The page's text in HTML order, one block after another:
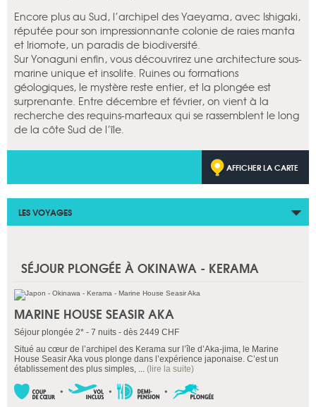
Encore plus au Sud, l’archipel des Yaeyama, avec Ishigaki,
réputée pour son impressionnante colonie de raies manta
et Iriomote, un paradis de biodiversité.
Sur Yonaguni enfin, vous découvrirez une architecture sous-
marine unique et insolite. Ruines ou formations
géologiques, le mystère reste entier, et la plongée est
surprenante. Entre décembre et février, on vient à la
recherche des requins-marteaux qui se rassemblent le long
de la côte Sud de l’île.
AFFICHER LA CARTE
LES VOYAGES
SÉJOUR PLONGÉE À OKINAWA - KERAMA
MARINE HOUSE SEASIR AKA
Séjour plongée 2* - 7 nuits - dès 2449 CHF
Situé au cœur de l’archipel des Kerama sur l’île d’Aka-jima, le Marine
House Seasir Aka vous plonge dans l’expérience japonaise. C’est un
établissement des plus simples, ... (lire la suite)